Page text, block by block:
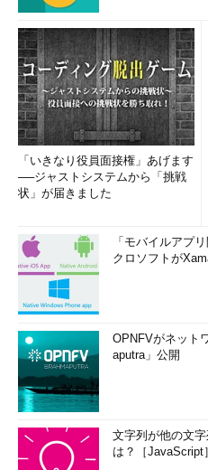
を行おうとしているケースがあり
例えば、ウイルス感染を引き起
ル」が添付されているものやセ
など、幾つかの種類があります
を実行しないように注意する」
1つの方法です。一方で、セキュ
スに関しては、人が見分けるの
ィホールをふさぐことが必要で
ソフトウェアのアップデートを
優先すべきです。社内システム
なお良いでしょう。システム側
スクに関してルール化し、教育を
情報セキュリティの対策やルー
ことには大きな労力を要します
簡単には進められないことも多
り情報セキュリティ対策は立ち
クが増え続け危険が増加します
識」「継続性」「客観性」の3点
まらないための体制や仕組み作り
「いきなり役員面接権」あげます
──ジャストシステムから「挑戦
状」が届きました
「モバイルアプ
クロソフトが
OPNFVがネット
aputra」公開
文字列が他の文
は？［JavaScript］